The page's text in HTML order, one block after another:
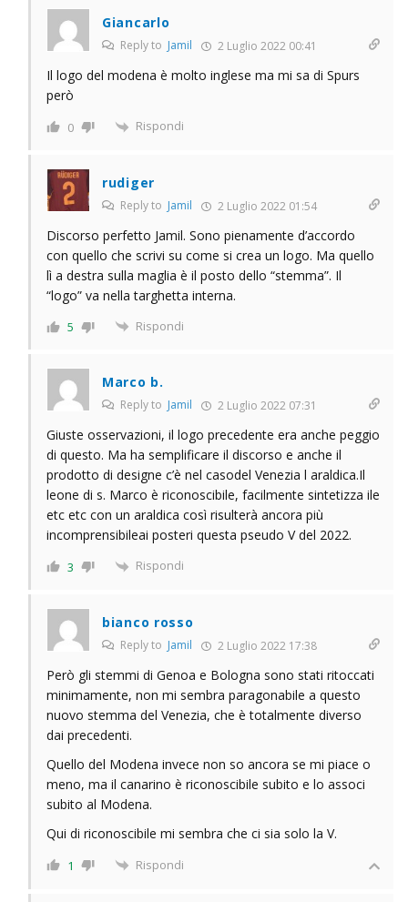
Giancarlo
Reply to Jamil 2 Luglio 2022 00:41
Il logo del modena è molto inglese ma mi sa di Spurs
però
0 Rispondi
rudiger
Reply to Jamil 2 Luglio 2022 01:54
Discorso perfetto Jamil. Sono pienamente d’accordo
con quello che scrivi su come si crea un logo. Ma quello
lì a destra sulla maglia è il posto dello “stemma”. Il
“logo” va nella targhetta interna.
5 Rispondi
Marco b.
Reply to Jamil 2 Luglio 2022 07:31
Giuste osservazioni, il logo precedente era anche peggio
di questo. Ma ha semplificare il discorso e anche il
prodotto di designe c’è nel casodel Venezia l araldica.Il
leone di s. Marco è riconoscibile, facilmente sintetizza ile
etc etc con un araldica così risulterà ancora più
incomprensibileai posteri questa pseudo V del 2022.
3 Rispondi
bianco rosso
Reply to Jamil 2 Luglio 2022 17:38
Però gli stemmi di Genoa e Bologna sono stati ritoccati
minimamente, non mi sembra paragonabile a questo
nuovo stemma del Venezia, che è totalmente diverso
dai precedenti.
Quello del Modena invece non so ancora se mi piace o
meno, ma il canarino è riconoscibile subito e lo associ
subito al Modena.
Qui di riconoscibile mi sembra che ci sia solo la V.
1 Rispondi